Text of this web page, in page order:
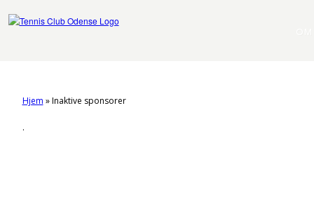
Hjem »Inaktive sponsorer
.